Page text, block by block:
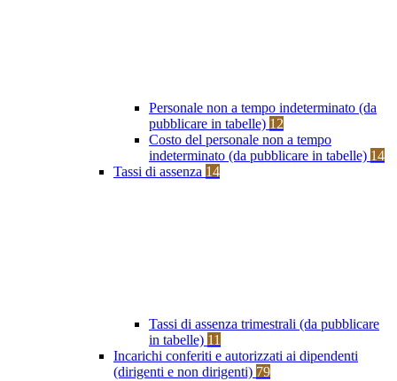
Personale non a tempo indeterminato (da
pubblicare in tabelle) 12
Costo del personale non a tempo
indeterminato (da pubblicare in tabelle) 14
Tassi di assenza 14
Tassi di assenza trimestrali (da pubblicare
in tabelle) 11
Incarichi conferiti e autorizzati ai dipendenti
(dirigenti e non dirigenti) 79